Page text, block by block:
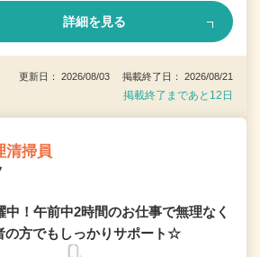
詳細を見る
更新日： 2026/08/03 掲載終了日： 2026/08/21
掲載終了まであと12日
清掃員
中！午前中2時間のお仕事で無理なく
方でもしっかりサポート☆